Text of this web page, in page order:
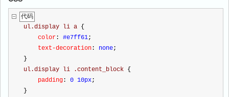
代码
ul.display li a {
    color
: #e7ff61;
    text-decoration
: none;
}
ul.display li .content_block {
    padding
: 0 10px;
}